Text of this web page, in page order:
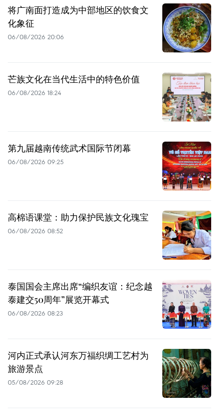
将广南面打造成为中部地区的饮食文
化象征
06/08/2026 20:06
芒族文化在当代生活中的特色价值
06/08/2026 18:24
第九届越南传统武术国际节闭幕
06/08/2026 09:25
高棉语课堂：助力保护民族文化瑰宝
06/08/2026 08:52
泰国国会主席出席“编织友谊：纪念越
泰建交50周年”展览开幕式
06/08/2026 08:23
河内正式承认河东万福织绸工艺村为
旅游景点
05/08/2026 09:28